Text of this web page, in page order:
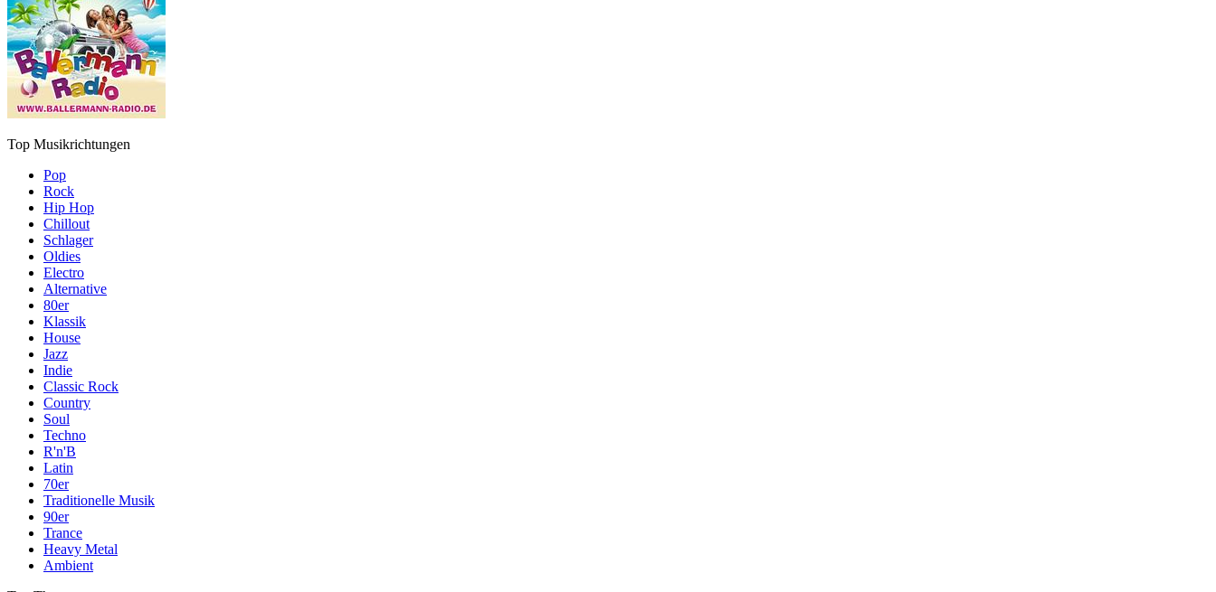
Top Musikrichtungen
Pop
Rock
Hip Hop
Chillout
Schlager
Oldies
Electro
Alternative
80er
Klassik
House
Jazz
Indie
Classic Rock
Country
Soul
Techno
R'n'B
Latin
70er
Traditionelle Musik
90er
Trance
Heavy Metal
Ambient